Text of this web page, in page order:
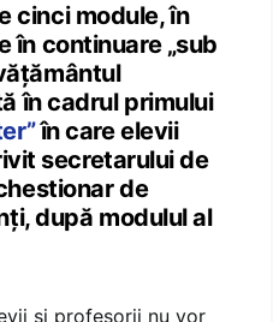
cinci module, în
în continuare „sub
în cadrul primului
în care elevii
secretarului de
de
după modulul al
și profesorii nu vor